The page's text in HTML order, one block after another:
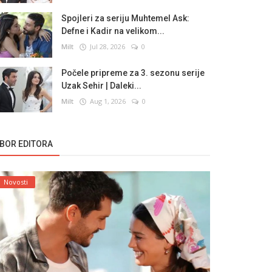
Spojleri za seriju Muhtemel Ask:
Defne i Kadir na velikom...
Milt Jul 28, 2026 0
Počele pripreme za 3. sezonu serije
Uzak Sehir | Daleki...
Milt Aug 1, 2026 0
EDITORA
Novosti